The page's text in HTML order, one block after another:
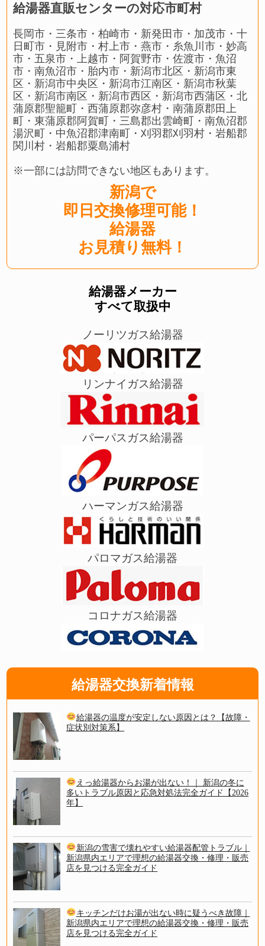
給湯器直販センターの対応市町村
長岡市・三条市・柏崎市・新発田市・加茂市・十
日町市・見附市・村上市・燕市・糸魚川市・妙高
市・五泉市・上越市・阿賀野市・佐渡市・魚沼
市・南魚沼市・胎内市・新潟市北区・新潟市東
区・新潟市中央区・新潟市江南区・新潟市秋葉
区・新潟市南区・新潟市西区・新潟市西蒲区・北
蒲原郡聖籠町・西蒲原郡弥彦村・南蒲原郡田上
町・東蒲原郡阿賀町・三島郡出雲崎町・南魚沼郡
湯沢町・中魚沼郡津南町・刈羽郡刈羽村・岩船郡
関川村・岩船郡粟島浦村
※一部には訪問できない地区もあります。
新潟で
即日交換修理可能！
給湯器
お見積り無料！
給湯器メーカー
すべて取扱中
ノーリツガス給湯器
リンナイガス給湯器
パーパスガス給湯器
ハーマンガス給湯器
パロマガス給湯器
コロナガス給湯器
給湯器交換新着情報
給湯器の温度が安定しない原因とは？【故障・
症状別対策系】
えっ給湯器からお湯が出ない！｜ 新潟の冬に
多いトラブル原因と応急対処法完全ガイド【2026
年】
新潟の雪害で壊れやすい給湯器配管トラブル｜
新潟県内エリアで理想の給湯器交換・修理・販売
店を見つける完全ガイド
キッチンだけお湯が出ない時に疑うべき故障｜
新潟県内エリアで理想の給湯器交換・修理・販売
店を見つける完全ガイド